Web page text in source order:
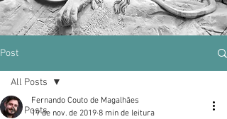
Post
All Posts
All Posts
Fernando Couto de Magalhães
19 de nov. de 2019 8 min de leitura